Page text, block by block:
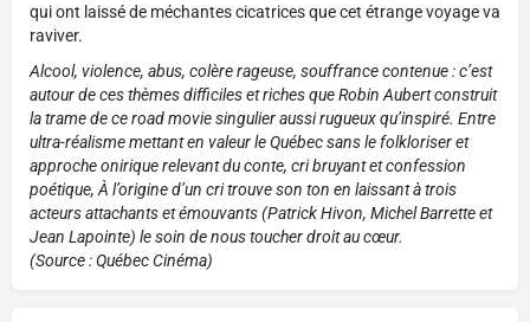
qui ont laissé de méchantes cicatrices que cet étrange voyage va
raviver.
Alcool, violence, abus, colère rageuse, souffrance contenue : c’est
autour de ces thèmes difficiles et riches que Robin Aubert construit
la trame de ce road movie singulier aussi rugueux qu’inspiré. Entre
ultra-réalisme mettant en valeur le Québec sans le folkloriser et
approche onirique relevant du conte, cri bruyant et confession
poétique, À l’origine d’un cri trouve son ton en laissant à trois
acteurs attachants et émouvants (Patrick Hivon, Michel Barrette et
Jean Lapointe) le soin de nous toucher droit au cœur.
(Source : Québec Cinéma)